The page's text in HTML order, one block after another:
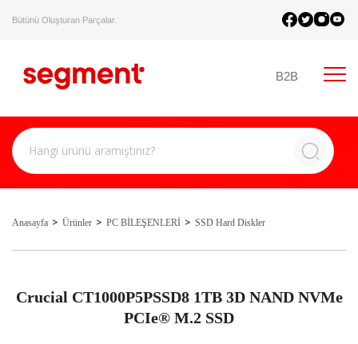
Bütünü Oluşturan Parçalar.
B2B
Anasayfa Ürünler PC BİLEŞENLERİ SSD Hard Diskler
Crucial CT1000P5PSSD8 1TB 3D NAND NVMe
PCIe® M.2 SSD